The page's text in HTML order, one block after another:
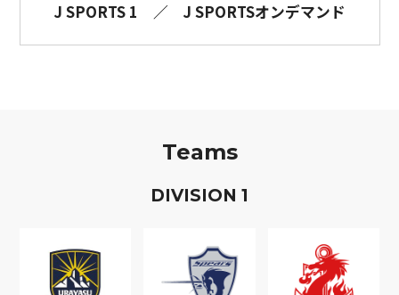
J SPORTS 1
／ J SPORTSオンデマンド
Teams
DIVISION 1